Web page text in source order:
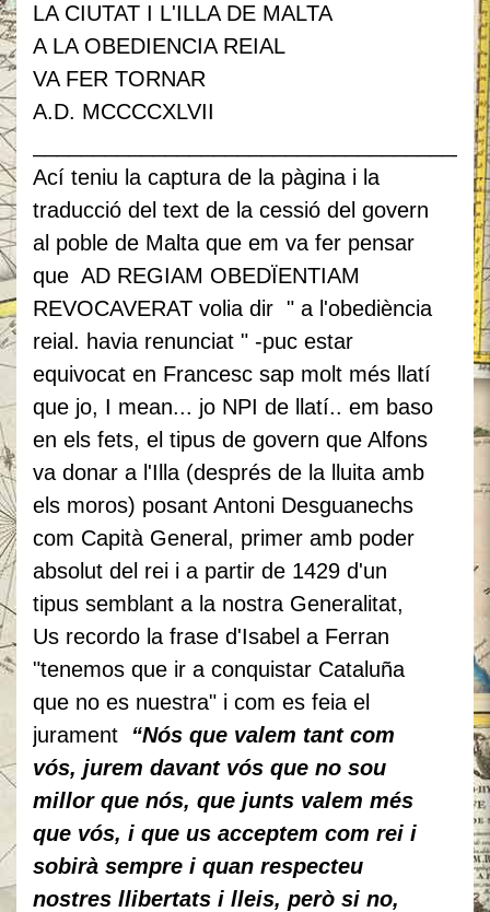
LA CIUTAT I L'ILLA DE MALTA
A LA OBEDIENCIA REIAL
VA FER TORNAR
A.D. MCCCCXLVII
Ací teniu la captura de la pàgina i la
traducció del text de la cessió del govern
al poble de Malta que em va fer pensar
que AD REGIAM OBEDÏENTIAM
REVOCAVERAT volia dir " a l'obediència
reial. havia renunciat " -puc estar
equivocat en Francesc sap molt més llatí
que jo, I mean... jo NPI de llatí.. em baso
en els fets, el tipus de govern que Alfons
va donar a l'Illa (després de la lluita amb
els moros) posant Antoni Desguanechs
com Capità General, primer amb poder
absolut del rei i a partir de 1429 d'un
tipus semblant a la nostra Generalitat,
Us recordo la frase d'Isabel a Ferran
"tenemos que ir a conquistar Cataluña
que no es nuestra" i com es feia el
jurament “Nós que valem tant com
vós, jurem davant vós que no sou
millor que nós, que junts valem més
que vós, i que us acceptem com rei i
sobirà sempre i quan respecteu
nostres llibertats i lleis, però si no,